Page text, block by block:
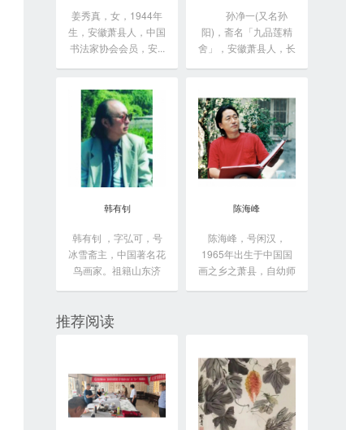
姜秀真，女，1944年
生，安徽萧县人，中国
书法家协会会员，安...
孙净一(又名孙
阳)，斋名「九品莲精
舍」，安徽萧县人，长
韩有钊
韩有钊 ，字弘可，号
冰雪斋主，中国著名花
鸟画家。祖籍山东济
陈海峰
陈海峰，号闲汉，
1965年出生于中国国
画之乡之萧县，自幼师
推荐阅读